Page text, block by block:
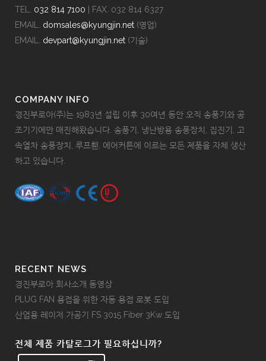
TEL. 032 814 7100 | FAX. 032 814 6327
EMAIL. domsales@kyungjin.net (영업)
EMAIL. devpart@kyungjin.net (기술)
COMPANY INFO
경진부로아(주)는 1983년 설립 이후 30여년 동안 오직 송풍기와 공
조기기에만 매진해왔습니다. 송풍기, 냉난방용 송풍장치, 집진기, 고
속열차 송풍장치, 루프휀, 에어커튼에 이르는 모든 제품을 자체 생산
하고 있습니다.
RECENT NEWS
경진부로아 회사소개 동영상
PLUG FAN 용접을 위한 자동 용접 로봇 도입
산업용 레이저 가공기 FS 3015 Fiber 3Kw 도입
전체 제품 카탈로그가 필요하십니까?